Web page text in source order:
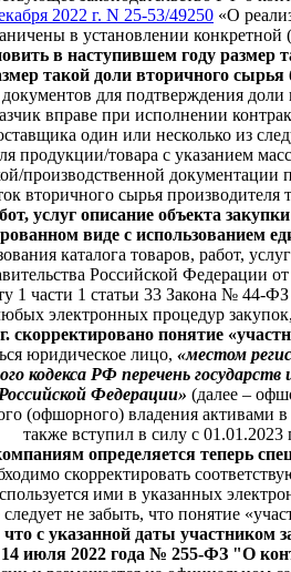
2022 г. N 25-53/49250 «О
в установлении
в наступившем году размер
такой доли вторичного
для подтверждения доли
вправе при исполнении
один или несколько из
продукции/товара с указанием
производственной документации
вторичного сырья
услуг описание объекта
виде с использованием
каталога товаров, работ,
Российской Федерации
1 части 1 статьи 33 Закона № 44-
электронных процедур
скорректировано понятие
юридическое лицо, «местом
РФ перечень
Федерации» (далее –
(офшорного) владения активами
также вступил в силу с 01.01.2023
определяется теперь
скорректировать
ими в указанных
не забыть, что понятие
с указанной даты
июля 2022 года № 255-ФЗ "О